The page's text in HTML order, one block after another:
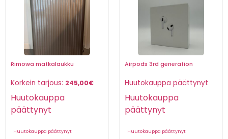
Rimowa matkalaukku
Korkein tarjous: 245,00€
Huutokauppa
päättynyt
Huutokauppa päättynyt
Airpods 3rd generation
Huutokauppa päättynyt
Huutokauppa
päättynyt
Huutokauppa päättynyt